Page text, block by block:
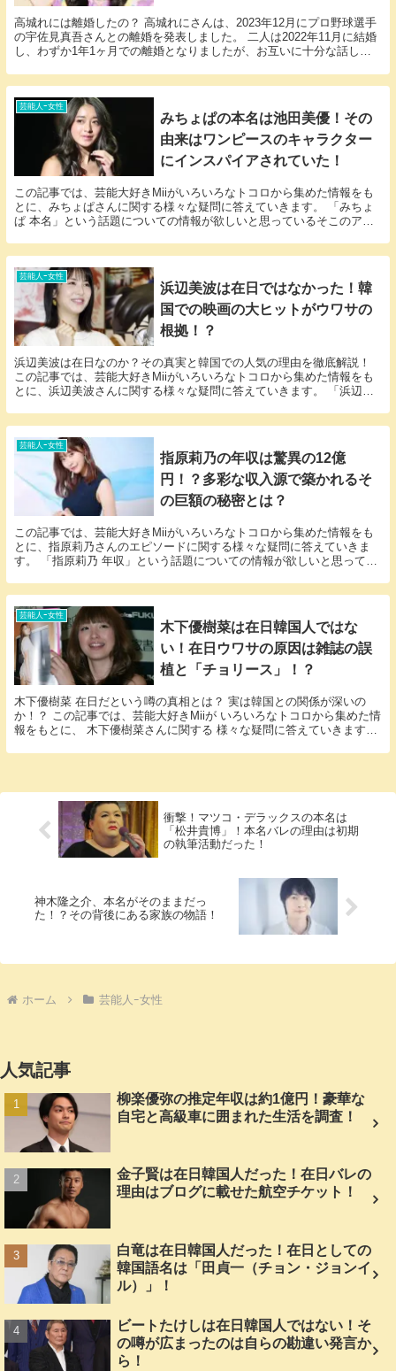
高城れには離婚したの？ 高城れにさんは、2023年12月にプロ野球選手
の宇佐見真吾さんとの離婚を発表しました。 二人は2022年11月に結婚
し、わずか1年1ヶ月での離婚となりましたが、お互いに十分な話し合
芸能人ｰ女性
みちょぱの本名は池田美優！その
由来はワンピースのキャラクター
にインスパイアされていた！
この記事では、芸能大好きMiiがいろいろなトコロから集めた情報をも
とに、みちょぱさんに関する様々な疑問に答えていきます。 「みちょ
ぱ 本名」という話題についての情報が欲しいと思っているそこのアナ
芸能人ｰ女性
浜辺美波は在日ではなかった！韓
国での映画の大ヒットがウワサの
根拠！？
浜辺美波は在日なのか？その真実と韓国での人気の理由を徹底解説！
この記事では、芸能大好きMiiがいろいろなトコロから集めた情報をも
とに、浜辺美波さんに関する様々な疑問に答えていきます。 「浜辺美
芸能人ｰ女性
指原莉乃の年収は驚異の12億
円！？多彩な収入源で築かれるそ
の巨額の秘密とは？
この記事では、芸能大好きMiiがいろいろなトコロから集めた情報をも
とに、指原莉乃さんのエピソードに関する様々な疑問に答えていきま
す。 「指原莉乃 年収」という話題についての情報が欲しいと思ってい
芸能人ｰ女性
木下優樹菜は在日韓国人ではな
い！在日ウワサの原因は雑誌の誤
植と「チョリース」！？
木下優樹菜 在日だという噂の真相とは？ 実は韓国との関係が深いの
か！？ この記事では、芸能大好きMiiが いろいろなトコロから集めた情
報をもとに、 木下優樹菜さんに関する 様々な疑問に答えていきます。
衝撃！マツコ・デラックスの本名は
「松井貴博」！本名バレの理由は初期
の執筆活動だった！
神木隆之介、本名がそのままだっ
た！？その背後にある家族の物語！
ホーム 芸能人ｰ女性
人気記事
柳楽優弥の推定年収は約1億円！豪華な
自宅と高級車に囲まれた生活を調査！
金子賢は在日韓国人だった！在日バレの
理由はブログに載せた航空チケット！
白竜は在日韓国人だった！在日としての
韓国語名は「田貞一（チョン・ジョンイ
ル）」！
ビートたけしは在日韓国人ではない！そ
の噂が広まったのは自らの勘違い発言か
ら！